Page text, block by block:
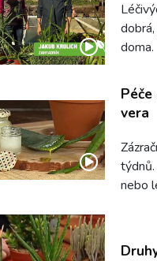
doma.
vera
nebo